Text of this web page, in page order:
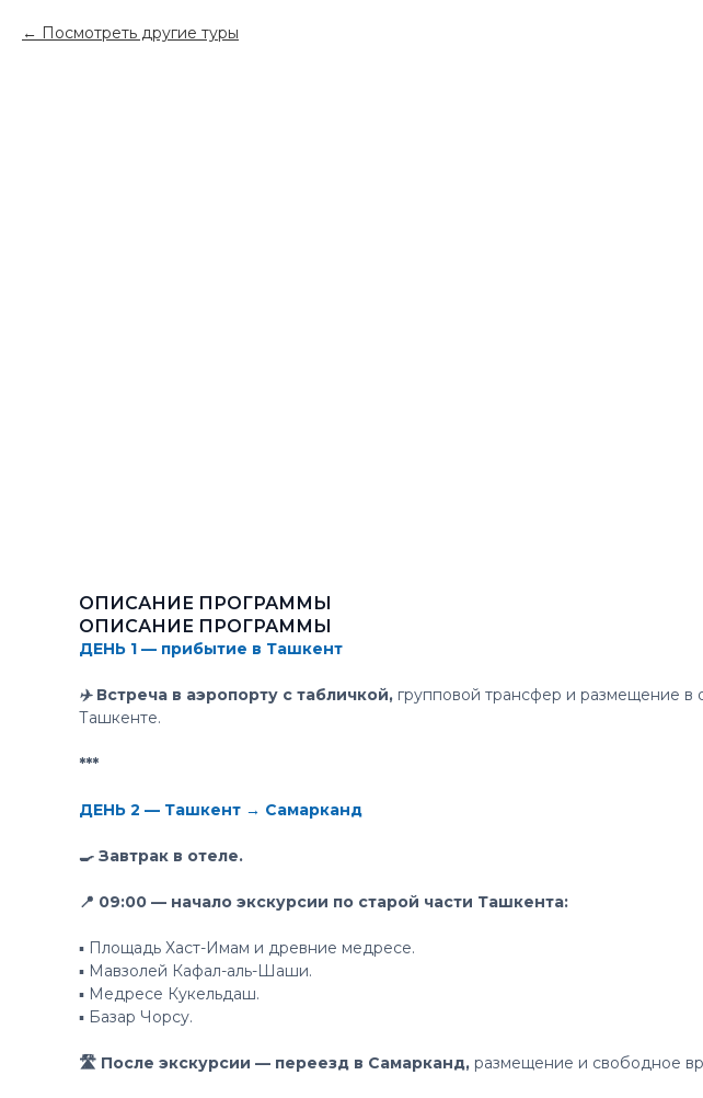
Посмотреть другие туры
ОПИСАНИЕ ПРОГРАММЫ
ОПИСАНИЕ ПРОГРАММЫ
ДЕНЬ 1 — прибытие в Ташкент
✈️ Встреча в аэропорту с табличкой, групповой трансфер и размещение в
Ташкенте.
***
ДЕНЬ 2 — Ташкент → Самарканд
🍳 Завтрак в отеле.
📍 09:00 — начало экскурсии по старой части Ташкента:
▪️ Площадь Хаст-Имам и древние медресе.
▪️ Мавзолей Кафал-аль-Шаши.
▪️ Медресе Кукельдаш.
▪️ Базар Чорсу.
🛣 После экскурсии — переезд в Самарканд, размещение и свободное